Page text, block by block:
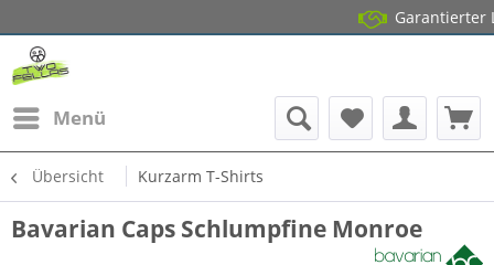
14
Garantierter
Menü
Übersicht Kurzarm T-Shirts
Bavarian Caps Schlumpfine Monroe